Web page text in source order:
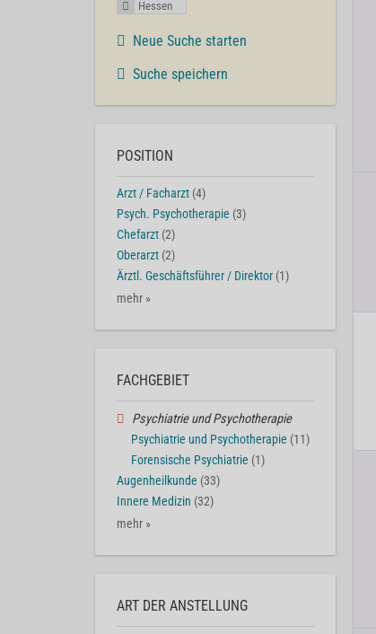
Hessen
Neue Suche starten
Suche speichern
POSITION
Arzt / Facharzt (4)
Psych. Psychotherapie (3)
Chefarzt (2)
Oberarzt (2)
Ärztl. Geschäftsführer / Direktor (1)
mehr »
FACHGEBIET
Psychiatrie und Psychotherapie
Psychiatrie und Psychotherapie (11)
Forensische Psychiatrie (1)
Augenheilkunde (33)
Innere Medizin (32)
mehr »
ART DER ANSTELLUNG